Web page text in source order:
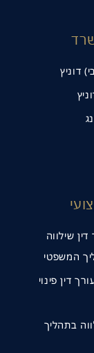
דוניץ
שילווה
המשפטי
דין פינוי
בתהליך